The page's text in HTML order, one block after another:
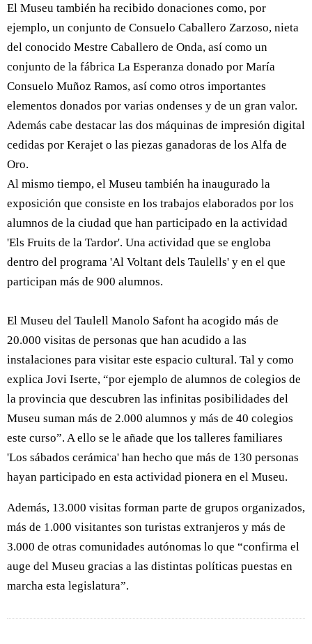
El Museu también ha recibido donaciones como, por
ejemplo, un conjunto de Consuelo Caballero Zarzoso, nieta
del conocido Mestre Caballero de Onda, así como un
conjunto de la fábrica La Esperanza donado por María
Consuelo Muñoz Ramos, así como otros importantes
elementos donados por varias ondenses y de un gran valor.
Además cabe destacar las dos máquinas de impresión digital
cedidas por Kerajet o las piezas ganadoras de los Alfa de
Oro.
Al mismo tiempo, el Museu también ha inaugurado la
exposición que consiste en los trabajos elaborados por los
alumnos de la ciudad que han participado en la actividad
'Els Fruits de la Tardor'. Una actividad que se engloba
dentro del programa 'Al Voltant dels Taulells' y en el que
participan más de 900 alumnos.
El Museu del Taulell Manolo Safont ha acogido más de
20.000 visitas de personas que han acudido a las
instalaciones para visitar este espacio cultural. Tal y como
explica Jovi Iserte, “por ejemplo de alumnos de colegios de
la provincia que descubren las infinitas posibilidades del
Museu suman más de 2.000 alumnos y más de 40 colegios
este curso”. A ello se le añade que los talleres familiares
'Los sábados cerámica' han hecho que más de 130 personas
hayan participado en esta actividad pionera en el Museu.
Además, 13.000 visitas forman parte de grupos organizados,
más de 1.000 visitantes son turistas extranjeros y más de
3.000 de otras comunidades autónomas lo que “confirma el
auge del Museu gracias a las distintas políticas puestas en
marcha esta legislatura”.